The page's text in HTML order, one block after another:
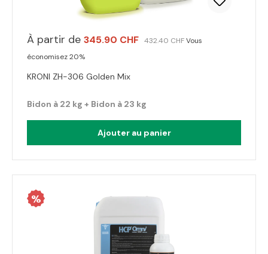
À partir de 345.90 CHF 432.40 CHFVous
économisez 20%
KRONI ZH-306 Golden Mix
Bidon à 22 kg + Bidon à 23 kg
Ajouter au panier
%